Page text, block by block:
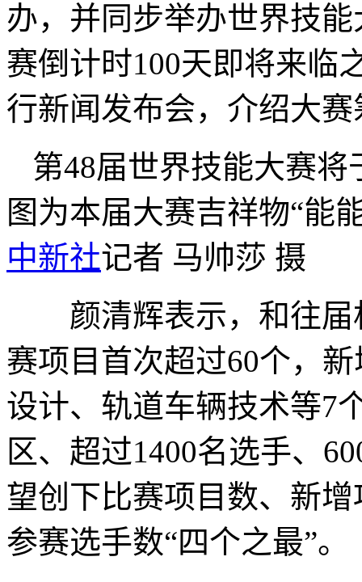
办，并同步举办世界技
赛倒计时100天即将来临
行新闻发布会，介绍大
第48届世界技能大赛将
图为本届大赛吉祥物“能
中新社记者 马帅莎 摄
颜清辉表示，和往届
赛项目首次超过60个，
设计、轨道车辆技术等7
区、超过1400名选手、
望创下比赛项目数、新
参赛选手数“四个之最”。